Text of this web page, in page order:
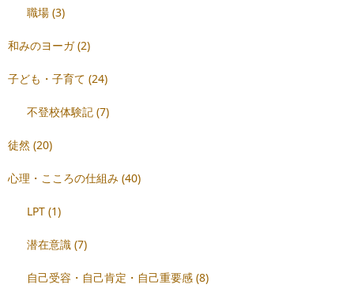
職場(3)
和みのヨーガ(2)
子ども・子育て (24)
不登校体験記(7)
徒然 (20)
心理・こころの仕組み (40)
LPT(1)
潜在意識(7)
自己受容・自己肯定・自己重要感(8)